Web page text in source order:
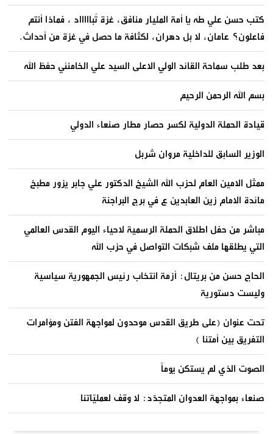
كتب حسن علي طه يا أمة المليار منافق، غزة تُباااااد ، فماذا أنتم
فاعلون؟ عامان، لا بل دهران، لكثافة ما حصل في غزة من أحداث.
بعد طلب سماحة القائد الولي الاعلى السيد علي الخامنئي حفظ الله
بسم الله الرحمن الرحيم
قيادة الحملة الدولية لكسر حصار مطار صنعاء الدولي
الوزير السابق للداخلية مروان شربل
ممثل الامين العام لحزب الله الشيخ الدكتور علي جابر يزور مطبخ
مائدة الامام زين العابدين ع في برج البراجنة
مباشر من حفل اطلاق الحملة الرسمية لاحياء اليوم القدس العالمي
التي يطلقها ملف شبكات التواصل في حزب الله
الحاج حسن من بريتال: أزمة انتخاب رئيس الجمهورية سياسية
وليست دستورية
تحت عنوان (على طريق القدس موحدون لمواجهة الفتن ومؤامرات
التفريق بين أمتنا )
الصوت الذي لم يستكن يوماً
صنعاء بمواجهة العدوان المتجدّد: لا وقف لعمليّاتنا